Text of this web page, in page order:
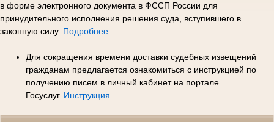
в форме электронного документа в ФССП России для
принудительного исполнения решения суда, вступившего в
законную силу. Подробнее
Для сокращения времени доставки судебных извещений
гражданам предлагается ознакомиться с инструкцией по
получению писем в личный кабинет на портале
Госуслуг. Инструкция